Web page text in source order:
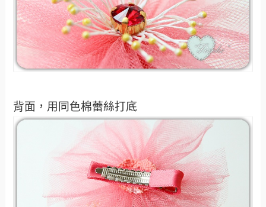
背面，用同色棉蕾絲打底